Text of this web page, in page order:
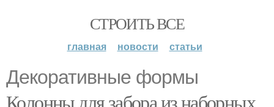
СТРОИТЬ ВСЕ
главная новости статьи
Декоративные формы